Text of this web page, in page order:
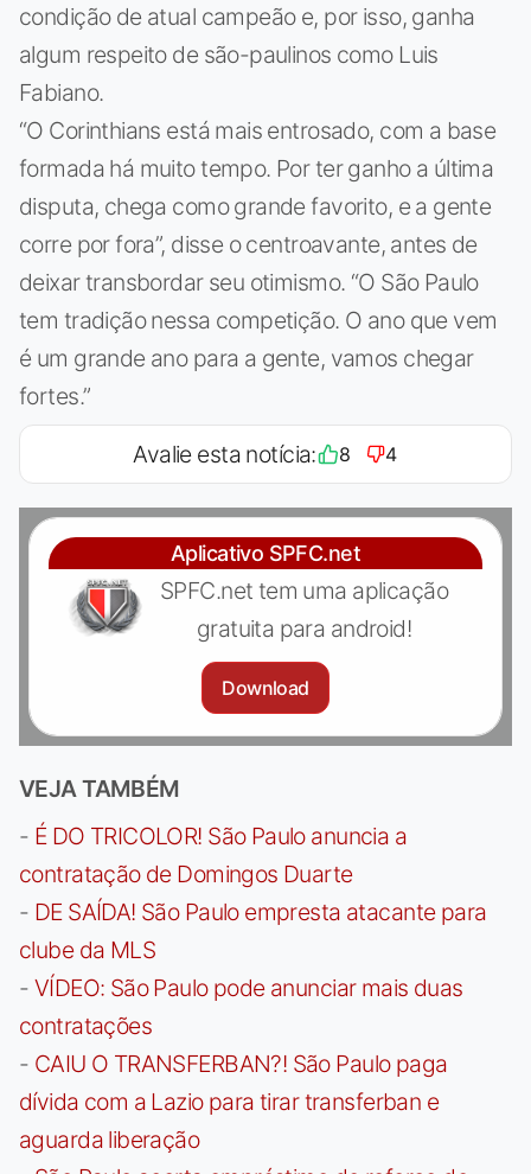
condição de atual campeão e, por isso, ganha
algum respeito de são-paulinos como Luis
Fabiano.
“O Corinthians está mais entrosado, com a base
formada há muito tempo. Por ter ganho a última
disputa, chega como grande favorito, e a gente
corre por fora”, disse o centroavante, antes de
deixar transbordar seu otimismo. “O São Paulo
tem tradição nessa competição. O ano que vem
é um grande ano para a gente, vamos chegar
fortes.”
Avalie esta notícia: 8 4
Aplicativo SPFC.net
SPFC.net tem uma aplicação
gratuita para android!
Download
VEJA TAMBÉM
- É DO TRICOLOR! São Paulo anuncia a
contratação de Domingos Duarte
- DE SAÍDA! São Paulo empresta atacante para
clube da MLS
- VÍDEO: São Paulo pode anunciar mais duas
contratações
- CAIU O TRANSFERBAN?! São Paulo paga
dívida com a Lazio para tirar transferban e
aguarda liberação